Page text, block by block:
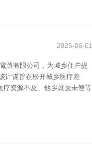
2026-06-01
路有限公司，为城乡住户提
计谋旨在松开城乡医疗差
疗资源不及、他乡就医未便等